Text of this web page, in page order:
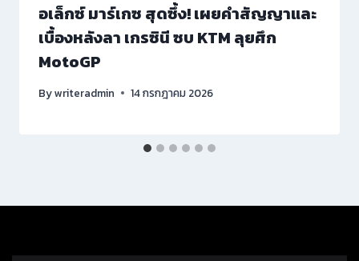
อเล็กซ์ มาร์เกซ สุดซึ้ง! เผยคำสัญญาและ
เบื้องหลังลา เกรซินี ซบ KTM ลุยศึก
MotoGP
Bywriteradmin 14 กรกฎาคม 2026